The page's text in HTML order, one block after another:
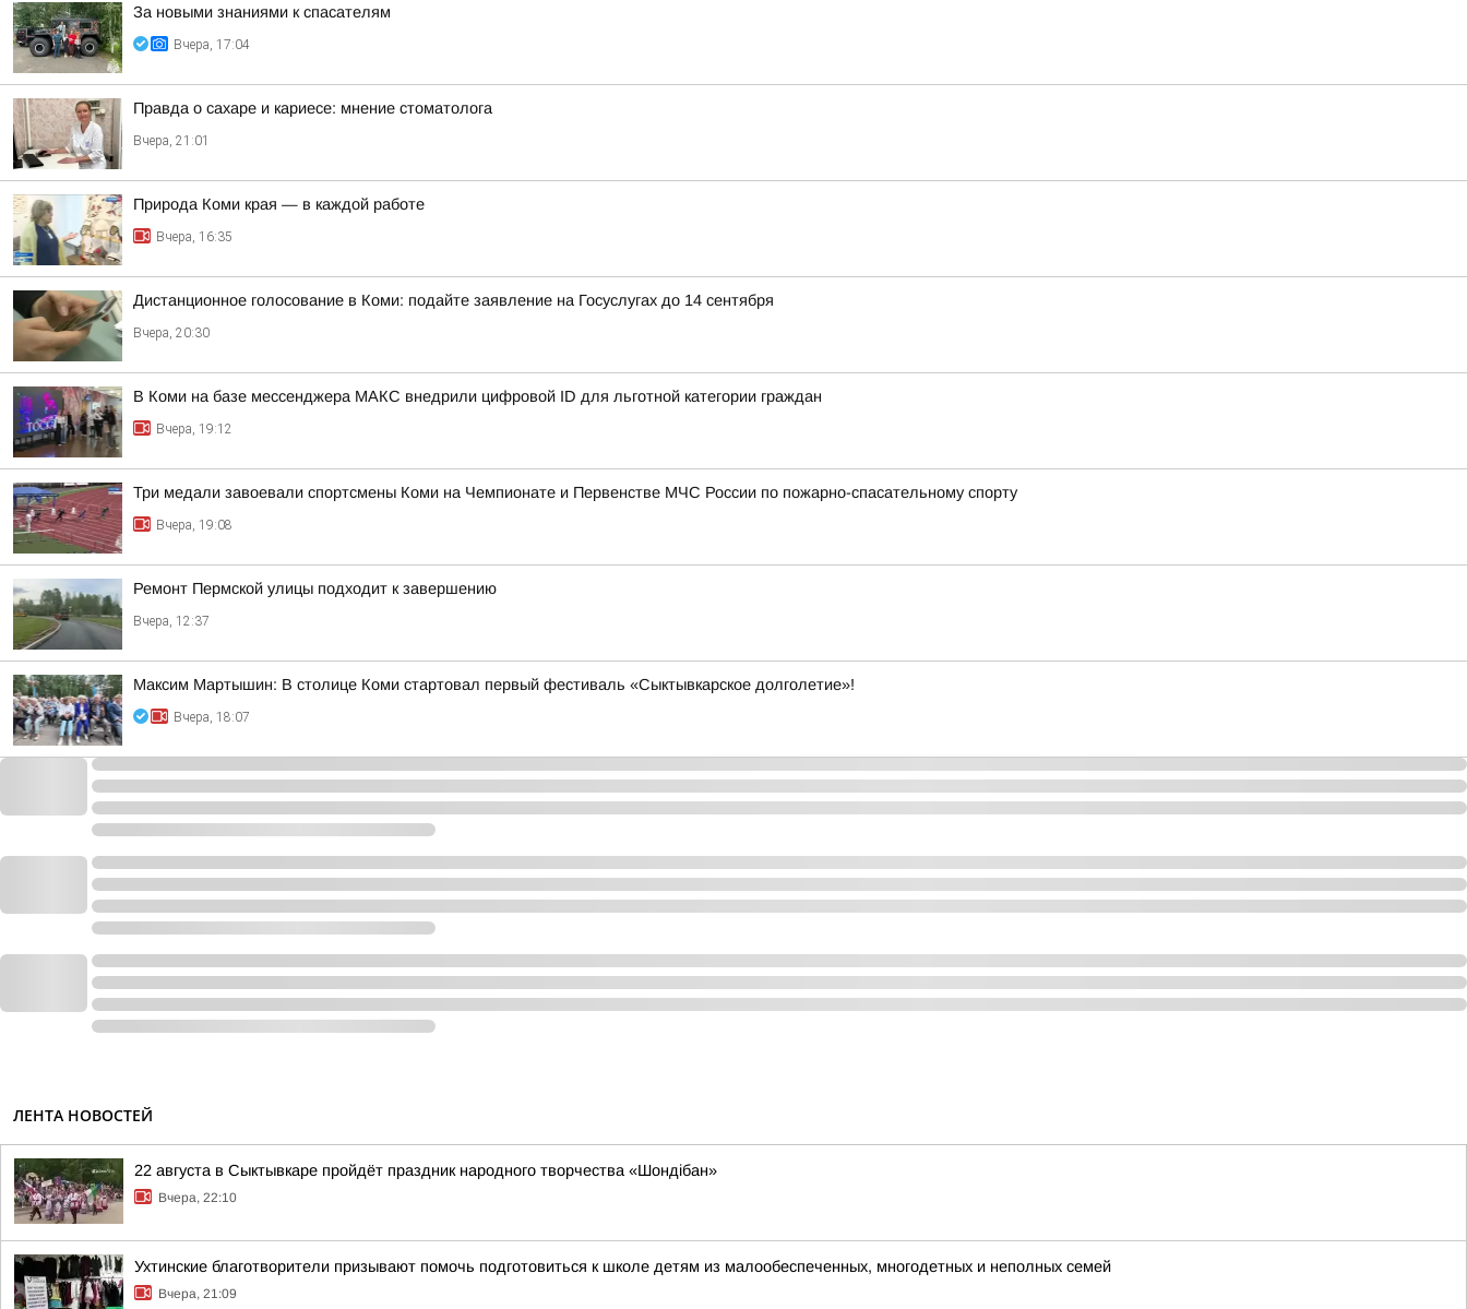
За новыми знаниями к спасателям
Вчера, 17:04
Правда о сахаре и кариесе: мнение стоматолога
Вчера, 21:01
Природа Коми края — в каждой работе
Вчера, 16:35
Дистанционное голосование в Коми: подайте заявление на Госуслугах до 14 сентября
Вчера, 20:30
В Коми на базе мессенджера МАКС внедрили цифровой ID для льготной категории граждан
Вчера, 19:12
Три медали завоевали спортсмены Коми на Чемпионате и Первенстве МЧС России по пожарно-спасательному спорту
Вчера, 19:08
Ремонт Пермской улицы подходит к завершению
Вчера, 12:37
Максим Мартышин: В столице Коми стартовал первый фестиваль «Сыктывкарское долголетие»!
Вчера, 18:07
ЛЕНТА НОВОСТЕЙ
22 августа в Сыктывкаре пройдёт праздник народного творчества «Шондібан»
Вчера, 22:10
Ухтинские благотворители призывают помочь подготовиться к школе детям из малообеспеченных, многодетных и неполных семей
Вчера, 21:09